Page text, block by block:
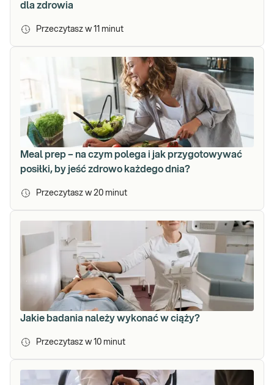
dla zdrowia
Przeczytasz w 11 minut
Meal prep – na czym polega i jak przygotowywać
posiłki, by jeść zdrowo każdego dnia?
Przeczytasz w 20 minut
Jakie badania należy wykonać w ciąży?
Przeczytasz w 10 minut